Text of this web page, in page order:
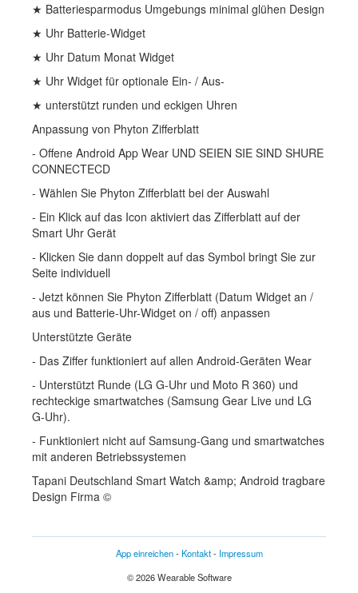
★ Batteriesparmodus Umgebungs minimal glühen Design
★ Uhr Batterie-Widget
★ Uhr Datum Monat Widget
★ Uhr Widget für optionale Ein- / Aus-
★ unterstützt runden und eckigen Uhren
Anpassung von Phyton Zifferblatt
- Offene Android App Wear UND SEIEN SIE SIND SHURE
CONNECTECD
- Wählen Sie Phyton Zifferblatt bei der Auswahl
- Ein Klick auf das Icon aktiviert das Zifferblatt auf der
Smart Uhr Gerät
- Klicken Sie dann doppelt auf das Symbol bringt Sie zur
Seite individuell
- Jetzt können Sie Phyton Zifferblatt (Datum Widget an /
aus und Batterie-Uhr-Widget on / off) anpassen
Unterstützte Geräte
- Das Ziffer funktioniert auf allen Android-Geräten Wear
- Unterstützt Runde (LG G-Uhr und Moto R 360) und
rechteckige smartwatches (Samsung Gear Live und LG
G-Uhr).
- Funktioniert nicht auf Samsung-Gang und smartwatches
mit anderen Betriebssystemen
Tapani Deutschland Smart Watch &amp; Android tragbare
Design Firma ©
App einreichen-Kontakt- Impressum
© 2026 Wearable Software